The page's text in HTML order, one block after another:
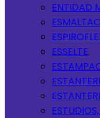
ENTIDAD
ESSELTE